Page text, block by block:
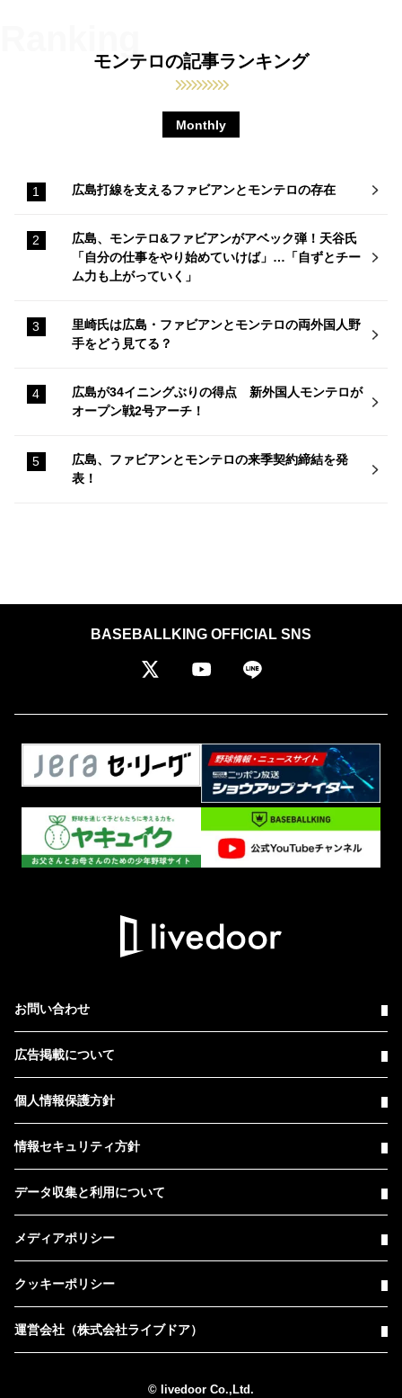
モンテロの記事ランキング
Monthly
広島打線を支えるファビアンとモンテロの存在
広島、モンテロ&ファビアンがアベック弾！天谷氏
「自分の仕事をやり始めていけば」…「自ずとチー
ム力も上がっていく」
里崎氏は広島・ファビアンとモンテロの両外国人野
手をどう見てる？
広島が34イニングぶりの得点 新外国人モンテロが
オープン戦2号アーチ！
広島、ファビアンとモンテロの来季契約締結を発
表！
BASEBALLKING OFFICIAL SNS
お問い合わせ
広告掲載について
個人情報保護方針
情報セキュリティ方針
データ収集と利用について
メディアポリシー
クッキーポリシー
運営会社（株式会社ライブドア）
© livedoor Co.,Ltd.